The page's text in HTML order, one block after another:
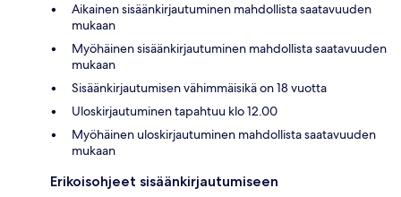
Aikainen sisäänkirjautuminen mahdollista saatavuuden
mukaan
Myöhäinen sisäänkirjautuminen mahdollista saatavuuden
mukaan
Sisäänkirjautumisen vähimmäisikä on 18 vuotta
Uloskirjautuminen tapahtuu klo 12.00
Myöhäinen uloskirjautuminen mahdollista saatavuuden
mukaan
Erikoisohjeet sisäänkirjautumiseen